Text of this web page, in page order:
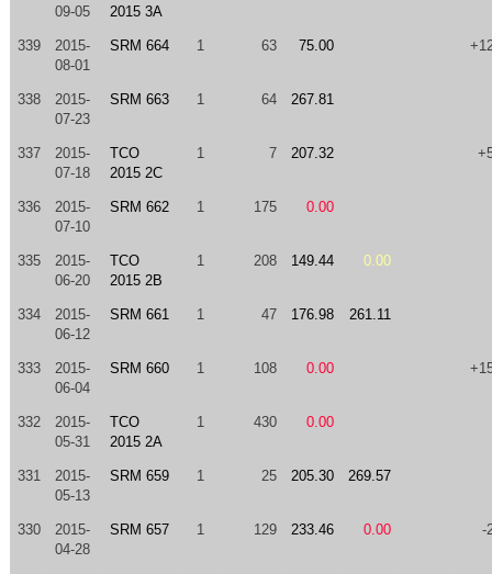
09-05 2015 3A
339
2015-
08-01
SRM 664 1 63 75.00
338
2015-
07-23
SRM 663 1 64 267.81
337
2015-
07-18
TCO
2015 2C
1 7 207.32
336
2015-
07-10
SRM 662 1 175 0.00
335
2015-
06-20
TCO
2015 2B
1 208 149.44 0.00
334
2015-
06-12
SRM 661 1 47 176.98 261.11
333
2015-
06-04
SRM 660 1 108 0.00
332
2015-
05-31
TCO
2015 2A
1 430 0.00
331
2015-
05-13
SRM 659 1 25 205.30 269.57
330
2015-
04-28
SRM 657 1 129 233.46 0.00 -